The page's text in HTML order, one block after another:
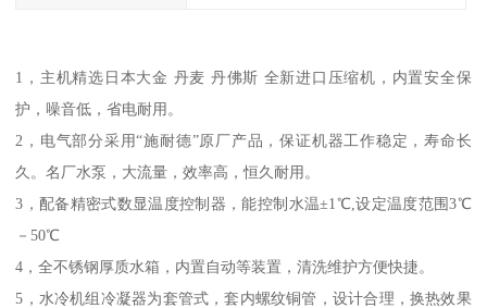
1，主机精选日本大金 丹麦 丹佛斯 全新进口压缩机，内置安全保
护，噪音低，省电耐用。
2，电气部分采用“施耐德”原厂产品，保证机器工作稳定，寿命长
久。名厂水泵，大流量，效率高，恒久耐用。
3，配备精密式数显温度控制器，能控制水温±1℃,设定温度范围3℃
－50℃
4，全不锈钢厚质水箱，内置自动等装置，清洗维护方便快捷。
5，水冷机组冷凝器为套管式，套内螺纹铜管，设计合理，换热效果